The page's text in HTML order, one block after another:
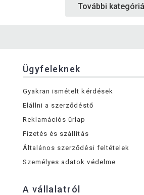
További
Ügyfeleknek
Gyakran ismételt kérdések
Elállni a szerződéstő
Reklamációs űrlap
Fizetés és szállítás
Általános szerződési feltételek
Személyes adatok védelme
A vállalatról